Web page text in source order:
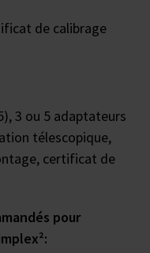
de calibrage
3 ou 5 adaptateurs
télescopique,
certificat de
pour